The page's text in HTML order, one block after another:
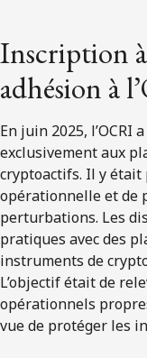
Inscription
adhésion à
En juin 2025, l’OCRI
exclusivement aux
cryptoactifs. Il y
opérationnelle et de
perturbations. Les
pratiques avec des
instruments de
L’objectif était de
opérationnels
vue de protéger les